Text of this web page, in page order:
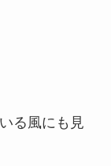
る風にも見